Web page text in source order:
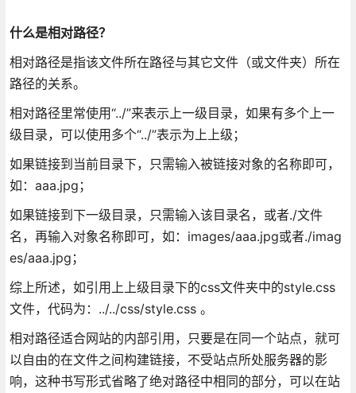
什么是相对路径？
相对路径是指该文件所在路径与其它文件（或文件夹）所在
路径的关系。
相对路径里常使用“../”来表示上一级目录，如果有多个上一
级目录，可以使用多个“../”表示为上上级；
如果链接到当前目录下，只需输入被链接对象的名称即可，
如：aaa.jpg；
如果链接到下一级目录，只需输入该目录名，或者./文件
名，再输入对象名称即可，如：images/aaa.jpg或者./imag
es/aaa.jpg；
综上所述，如引用上上级目录下的css文件夹中的style.css
文件，代码为：../../css/style.css 。
相对路径适合网站的内部引用，只要是在同一个站点，就可
以自由的在文件之间构建链接，不受站点所处服务器的影
响，这种书写形式省略了绝对路径中相同的部分，可以在站